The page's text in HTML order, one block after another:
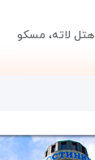
هتل لاته، مسکو